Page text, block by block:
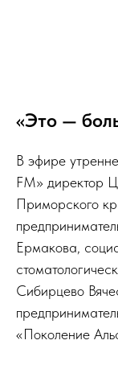
«Это —
В эфире
FM» директор
Приморского
Ермакова,
Сибирцево
«Поколение